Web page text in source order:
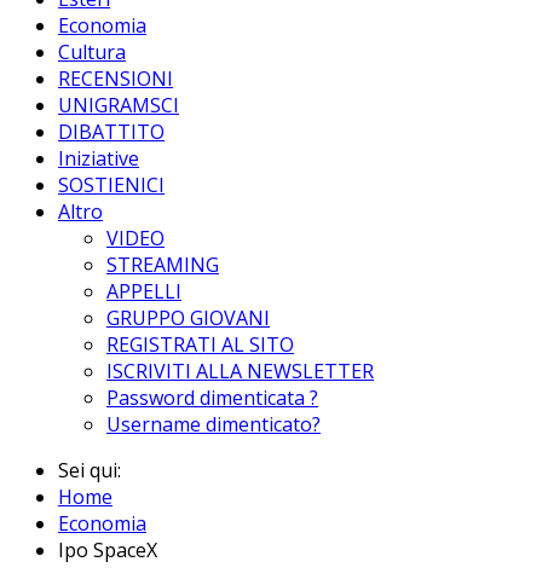
Economia
Cultura
RECENSIONI
UNIGRAMSCI
DIBATTITO
Iniziative
SOSTIENICI
Altro
VIDEO
STREAMING
APPELLI
GRUPPO GIOVANI
REGISTRATI AL SITO
ISCRIVITI ALLA NEWSLETTER
Password dimenticata ?
Username dimenticato?
Sei qui:
Home
Economia
Ipo SpaceX